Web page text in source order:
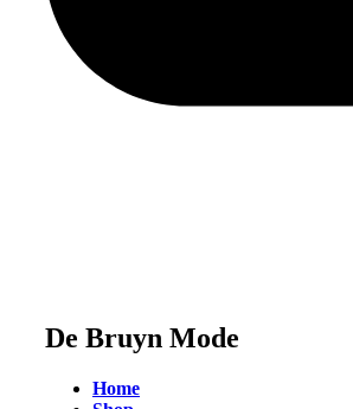
De Bruyn Mode
Home